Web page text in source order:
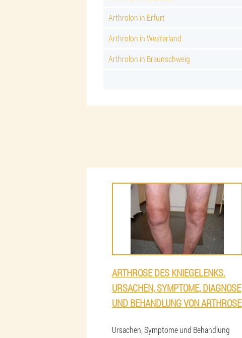
Arthrolon in Erfurt
Arthrolon in Westerland
Arthrolon in Braunschweig
ARTHROSE DES KNIEGELENKS.
URSACHEN, SYMPTOME, DIAGNOSE
UND BEHANDLUNG VON ARTHROSE
Ursachen, Symptome und Behandlung